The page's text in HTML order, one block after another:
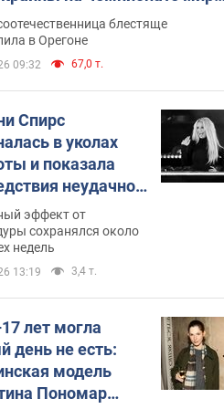
атлетике U20. Видео
блестяще
в Орегоне
09:32 67,0 т.
Спирс
в уколах
и показала
неудачной
ходила
месяц
эффект от
сохранялся около
недель
13:19 3,4 т.
лет могла
день не есть:
модель
Пономар